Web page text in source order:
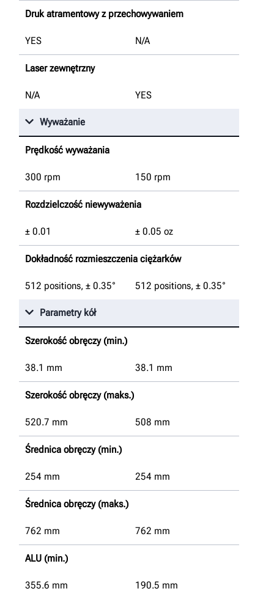
Druk atramentowy z przechowywaniem
YES N/A
Laser zewnętrzny
N/A YES
Wyważanie
Prędkość wyważania
300 rpm 150 rpm
Rozdzielczość niewyważenia
± 0.01 ± 0.05 oz
Dokładność rozmieszczenia ciężarków
512 positions, ± 0.35° 512 positions, ± 0.35°
Parametry kół
Szerokość obręczy (min.)
38.1 mm 38.1 mm
Szerokość obręczy (maks.)
520.7 mm 508 mm
Średnica obręczy (min.)
254 mm 254 mm
Średnica obręczy (maks.)
762 mm 762 mm
ALU (min.)
355.6 mm 190.5 mm